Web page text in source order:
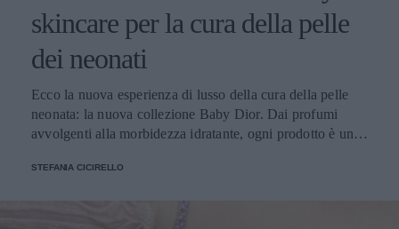
skincare per la cura della pelle
dei neonati
Ecco la nuova esperienza di lusso della cura della pelle
neonata: la nuova collezione Baby Dior. Dai profumi
avvolgenti alla morbidezza idratante, ogni prodotto è una
STEFANIA CICIRELLO